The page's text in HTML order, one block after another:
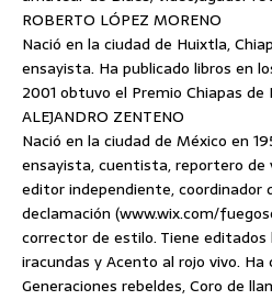
ROBERTO LÓPEZ MORENO
Nació en la ciudad de Huixtla,
ensayista. Ha publicado libros en
2001 obtuvo el Premio Chiapas de
ALEJANDRO ZENTENO
Nació en la ciudad de México en
ensayista, cuentista, reportero
editor independiente, coordinador
declamación (www.wix.com/
corrector de estilo. Tiene editados
iracundas y Acento al rojo vivo.
Generaciones rebeldes, Coro de